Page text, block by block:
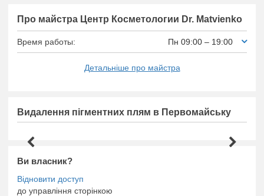
Про майстра Центр Косметологии Dr. Matvienko
Время работы: Пн 09:00 – 19:00
Детальніше про майстра
Видалення пігментних плям в Первомайську
Ви власник?
до управління сторінкою